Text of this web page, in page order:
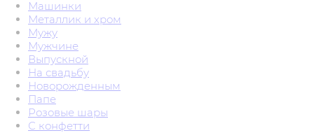
Машинки
Металлик и хром
Мужу
Мужчине
Выпускной
На свадьбу
Новорожденным
Папе
Розовые шары
С конфетти